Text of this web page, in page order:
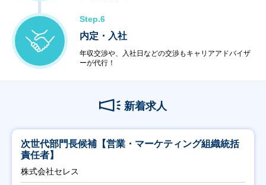
Step.6
内定・入社
年収交渉や、入社日などの交渉もキャリアアドバイザ
ーが代行！
新着求人
次世代部門長候補【営業・マーケティング組織統括
責任者】
株式会社セレス